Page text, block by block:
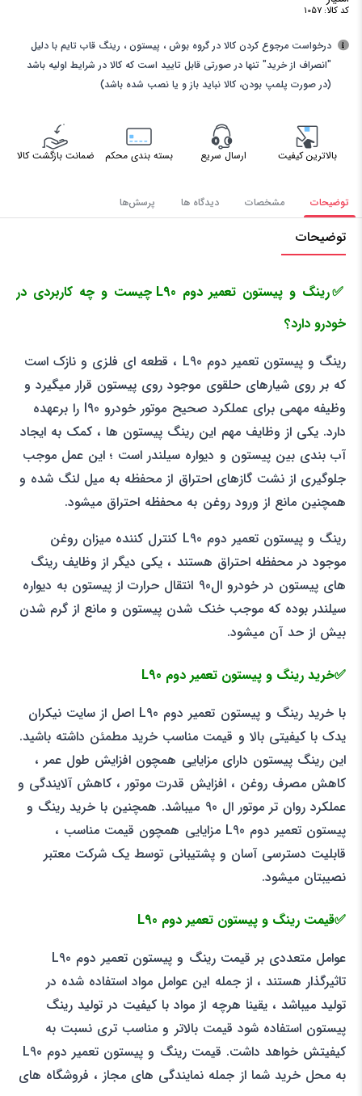
کد کالا: 1057
درخواست مرجوع کردن کالا در گروه بوش ، پیستون ، رینگ قاب تایم با دلیل
"انصراف از خرید" تنها در صورتی قابل تایید است که کالا در شرایط اولیه باشد
(در صورت پلمپ بودن، کالا نباید باز و یا نصب شده باشد)
بالاترین کیفیت ارسال سریع بسته بندی محکم ضمانت بازگشت کالا
توضیحات مشخصات دیدگاه ها پرسش‌ها
توضیحات
✅رینگ و پیستون تعمیر دوم L90 چیست و چه کاربردی در
خودرو دارد؟
رینگ و پیستون تعمیر دوم L90 ، قطعه ای فلزی و نازک است
که بر روی شیارهای حلقوی موجود روی پیستون قرار میگیرد و
وظیفه مهمی برای عملکرد صحیح موتور خودرو l90 را برعهده
دارد. یکی از وظایف مهم این رینگ پیستون ها ، کمک به ایجاد
آب بندی بین پیستون و دیواره سیلندر است ؛ این عمل موجب
جلوگیری از نشت گازهای احتراق از محفظه به میل لنگ شده و
همچنین مانع از ورود روغن به محفظه احتراق میشود.
رینگ و پیستون تعمیر دوم L90 کنترل کننده میزان روغن
موجود در محفظه احتراق هستند ، یکی دیگر از وظایف رینگ
های پیستون در خودرو ال90 انتقال حرارت از پیستون به دیواره
سیلندر بوده که موجب خنک شدن پیستون و مانع از گرم شدن
بیش از حد آن میشود.
✅خرید رینگ و پیستون تعمیر دوم L90
با خرید رینگ و پیستون تعمیر دوم L90 اصل از سایت نیکران
یدک با کیفیتی بالا و قیمت مناسب خرید مطمئن داشته باشید.
این رینگ پیستون دارای مزایایی همچون افزایش طول عمر ،
کاهش مصرف روغن ، افزایش قدرت موتور ، کاهش آلایندگی و
عملکرد روان تر موتور ال 90 میباشد. همچنین با خرید رینگ و
پیستون تعمیر دوم L90 مزایایی همچون قیمت مناسب ،
قابلیت دسترسی آسان و پشتیبانی توسط یک شرکت معتبر
نصیبتان میشود.
✅قیمت رینگ و پیستون تعمیر دوم L90
عوامل متعددی بر قیمت رینگ و پیستون تعمیر دوم L90
تاثیرگذار هستند ، از جمله این عوامل مواد استفاده شده در
تولید میباشد ، یقینا هرچه از مواد با کیفیت در تولید رینگ
پیستون استفاده شود قیمت بالاتر و مناسب تری نسبت به
کیفیتش خواهد داشت. قیمت رینگ و پیستون تعمیر دوم L90
به محل خرید شما از جمله نمایندگی های مجاز ، فروشگاه های